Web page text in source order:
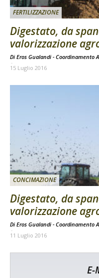
FERTILIZZAZIONE
Digestato, da
valorizzazione
Di Eros Gualandi - Coordinamento
-
15 Luglio 2016
CONCIMAZIONE
Digestato, da
valorizzazione
Di Eros Gualandi - Coordinamento
-
11 Luglio 2016
E-